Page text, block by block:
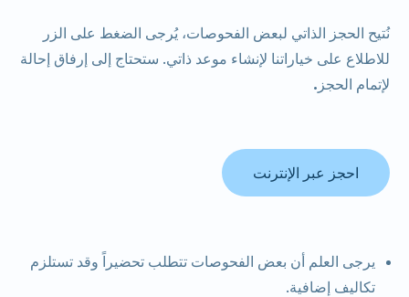
نُتيح الحجز الذاتي لبعض الفحوصات، يُرجى الضغط على الزر
للاطلاع على خياراتنا لإنشاء موعد ذاتي. ستحتاج إلى إرفاق إحالة
لإتمام الحجز.
احجز عبر الإنترنت
يرجى العلم أن بعض الفحوصات تتطلب تحضيراً وقد تستلزم
تكاليف إضافية.